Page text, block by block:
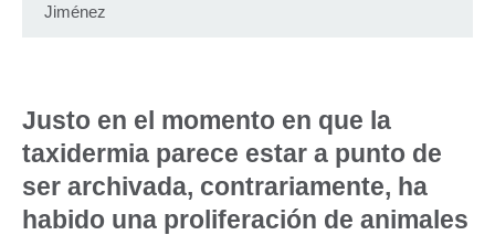
Jiménez
Justo en el momento en que la
taxidermia parece estar a punto de
ser archivada, contrariamente, ha
habido una proliferación de animales